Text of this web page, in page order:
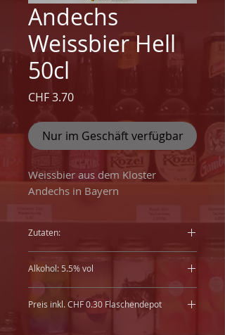
Andechs
Weissbier Hell
50cl
CHF 3.70Preis
Nur im Geschäft verfügbar
Weissbier aus dem Kloster
Andechs in Bayern
Zutaten:
Wasser, GERSTENMALZ,
WEIZENMALZ, Hopfen,
Hopfenextrakt, Hefe
Alkohol: 5.5% vol
Preis inkl. CHF 0.30 Flaschendepot